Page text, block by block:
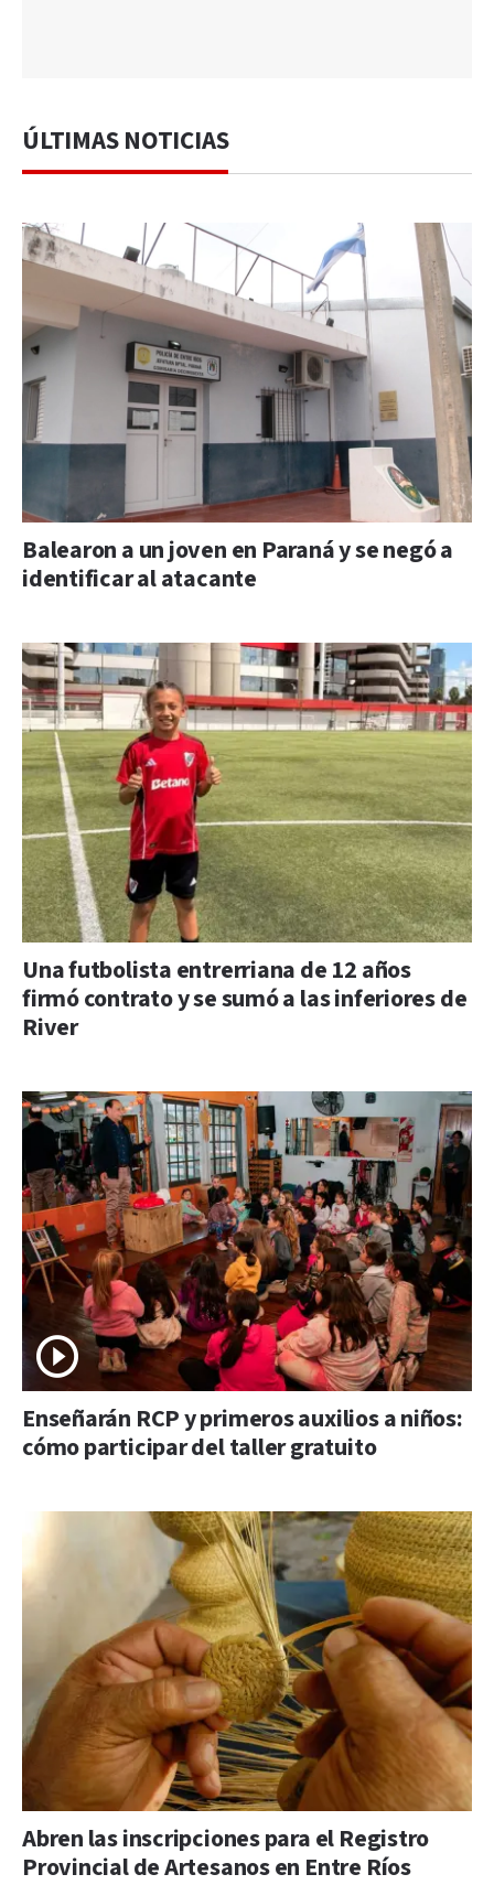
ÚLTIMAS NOTICIAS
Balearon a un joven en Paraná y se negó a
identificar al atacante
Una futbolista entrerriana de 12 años
firmó contrato y se sumó a las inferiores de
River
Enseñarán RCP y primeros auxilios a niños:
cómo participar del taller gratuito
Abren las inscripciones para el Registro
Provincial de Artesanos en Entre Ríos